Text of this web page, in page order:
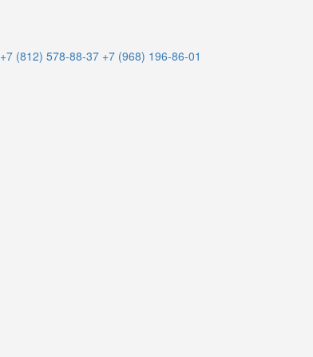
+7 (812) 578-88-37 +7 (968) 196-86-01